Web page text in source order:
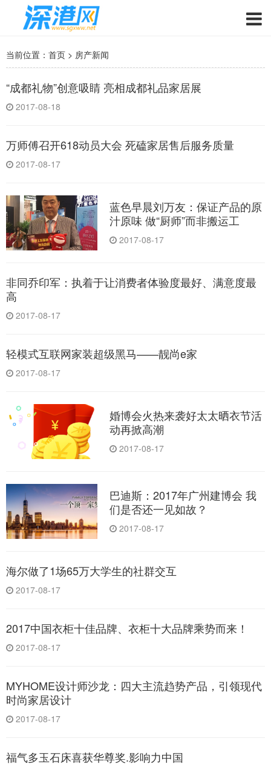
当前位置： 首页 > 房产新闻
“成都礼物”创意吸睛 亮相成都礼品家居展
2017-08-18
万师傅召开618动员大会 死磕家居售后服务质量
2017-08-17
蓝色早晨刘万友：保证产品的原
汁原味 做“厨师”而非搬运工
2017-08-17
非同乔印军：执着于让消费者体验度最好、满意度最
高
2017-08-17
轻模式互联网家装超级黑马——靓尚e家
2017-08-17
婚博会火热来袭好太太晒衣节活
动再掀高潮
2017-08-17
巴迪斯：2017年广州建博会 我
们是否还一见如故？
2017-08-17
海尔做了1场65万大学生的社群交互
2017-08-17
2017中国衣柜十佳品牌、衣柜十大品牌乘势而来！
2017-08-17
MYHOME设计师沙龙：四大主流趋势产品，引领现代
时尚家居设计
2017-08-17
福气多玉石床喜获华尊奖.影响力中国